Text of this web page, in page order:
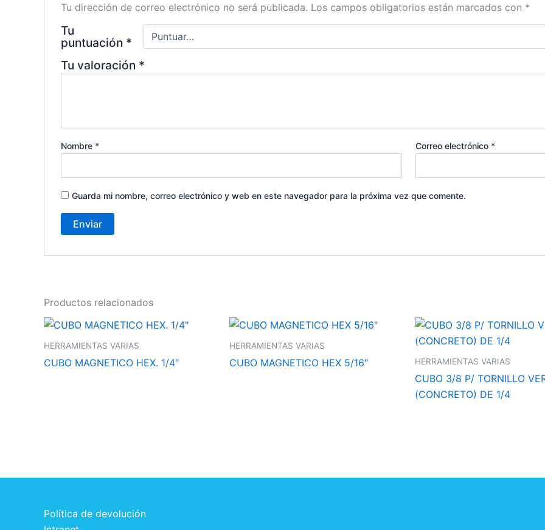
Tu dirección de correo electrónico no será publicada. Los campos obligatorios están marcados con *
Tu
puntuación *
Tu valoración *
Nombre * Correo electrónico *
Guarda mi nombre, correo electrónico y web en este navegador para la próxima vez que comente.
Productos relacionados
HERRAMIENTAS VARIAS
CUBO MAGNETICO HEX. 1/4″
HERRAMIENTAS VARIAS
CUBO MAGNETICO HEX 5/16″ HERRAMIENTAS VARIAS
CUBO 3/8 P/ TORNILLO
(CONCRETO) DE 1/4
Política de devolución